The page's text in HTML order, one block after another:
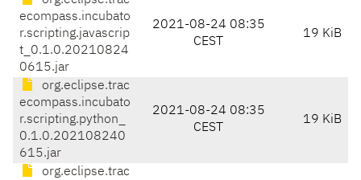
ecompass.incubato
r.scripting.javascrip
t_0.1.0.20210824
0615.jar
2021-08-24 08:35
CEST
19 KiB
org.eclipse.trac
ecompass.incubato
r.scripting.python_
0.1.0.202108240
615.jar
2021-08-24 08:35
CEST
19 KiB
org.eclipse.trac